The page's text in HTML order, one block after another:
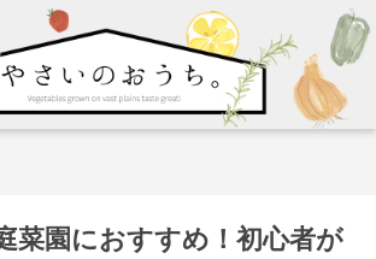
菜園におすすめ！初心者が